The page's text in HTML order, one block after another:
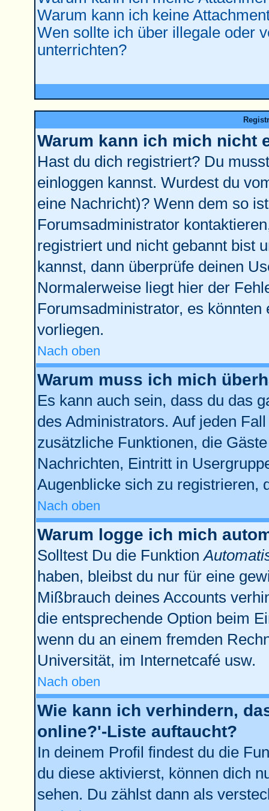
Warum kann ich keine
Wen sollte ich über illegale oder
unterrichten?
Warum kann ich mich nicht
Hast du dich registriert? Du
einloggen kannst. Wurdest du
eine Nachricht)? Wenn dem so
Forumsadministrator
registriert und nicht gebannt bist
kannst, dann überprüfe deinen
Normalerweise liegt hier der
Forumsadministrator, es
vorliegen.
Nach oben
Warum muss ich mich
Es kann auch sein, dass du das
des Administrators. Auf jeden
zusätzliche Funktionen, die
Nachrichten, Eintritt in
Augenblicke sich zu registrieren,
Nach oben
Warum logge ich mich
Solltest Du die Funktion
haben, bleibst du nur für eine
Mißbrauch deines Accounts
die entsprechende Option beim
wenn du an einem fremden
Universität, im Internetcafé usw.
Nach oben
Wie kann ich verhindern,
online?'-Liste auftaucht?
In deinem Profil findest du die
du diese aktivierst, können dich
sehen. Du zählst dann als